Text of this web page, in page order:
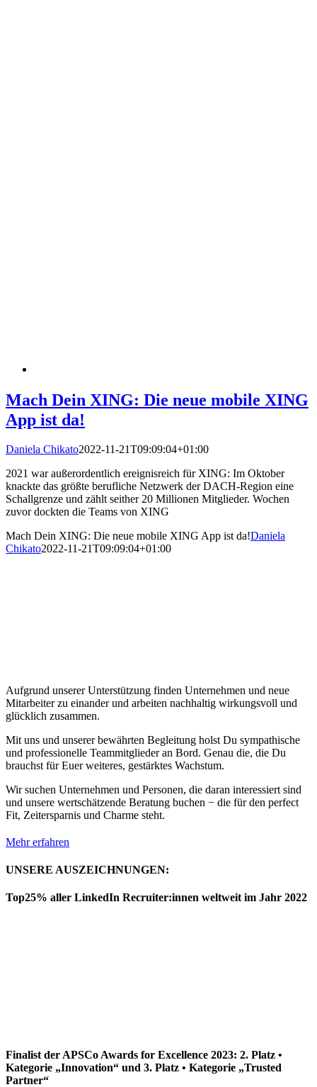
Mach Dein XING: Die neue mobile XING
App ist da!
Daniela Chikato2022-11-21T09:09:04+01:00
2021 war außerordentlich ereignisreich für XING: Im Oktober
knackte das größte berufliche Netzwerk der DACH-Region eine
Schallgrenze und zählt seither 20 Millionen Mitglieder. Wochen
zuvor dockten die Teams von XING
Mach Dein XING: Die neue mobile XING App ist da!Daniela
Chikato2022-11-21T09:09:04+01:00
Aufgrund unserer Unterstützung finden Unternehmen und neue
Mitarbeiter zu einander und arbeiten nachhaltig wirkungsvoll und
glücklich zusammen.
Mit uns und unserer bewährten Begleitung holst Du sympathische
und professionelle Teammitglieder an Bord. Genau die, die Du
brauchst für Euer weiteres, gestärktes Wachstum.
Wir suchen Unternehmen und Personen, die daran interessiert sind
und unsere wertschätzende Beratung buchen − die für den perfect
Fit, Zeitersparnis und Charme steht.
Mehr erfahren
UNSERE AUSZEICHNUNGEN:
Top25% aller LinkedIn Recruiter:innen weltweit im Jahr 2022
Finalist der APSCo Awards for Excellence 2023: 2. Platz •
Kategorie „Innovation“ und 3. Platz • Kategorie „Trusted
Partner“